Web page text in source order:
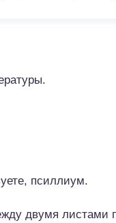
псиллиум.
двумя листами